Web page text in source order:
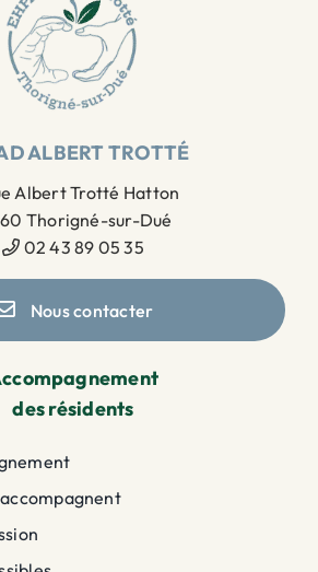
ALBERT TROTTÉ
Albert Trotté Hatton
Thorigné-sur-Dué
02 43 89 05 35
Nous contacter
des résidents
accompagnent